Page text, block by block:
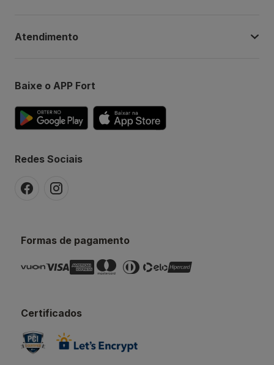
Atendimento
Baixe o APP Fort
Redes Sociais
Formas de pagamento
Certificados